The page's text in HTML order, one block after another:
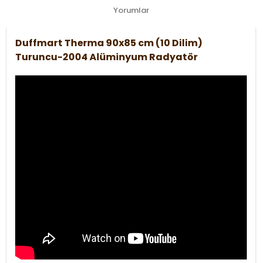
Yorumlar
Duffmart Therma 90x85 cm (10 Dilim)
Turuncu-2004 Alüminyum Radyatör